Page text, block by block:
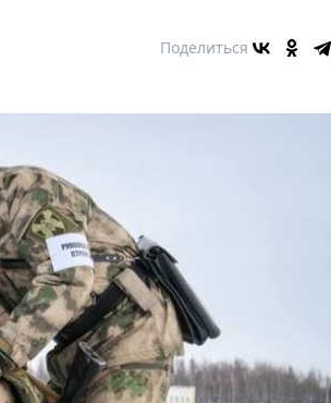
Поделиться